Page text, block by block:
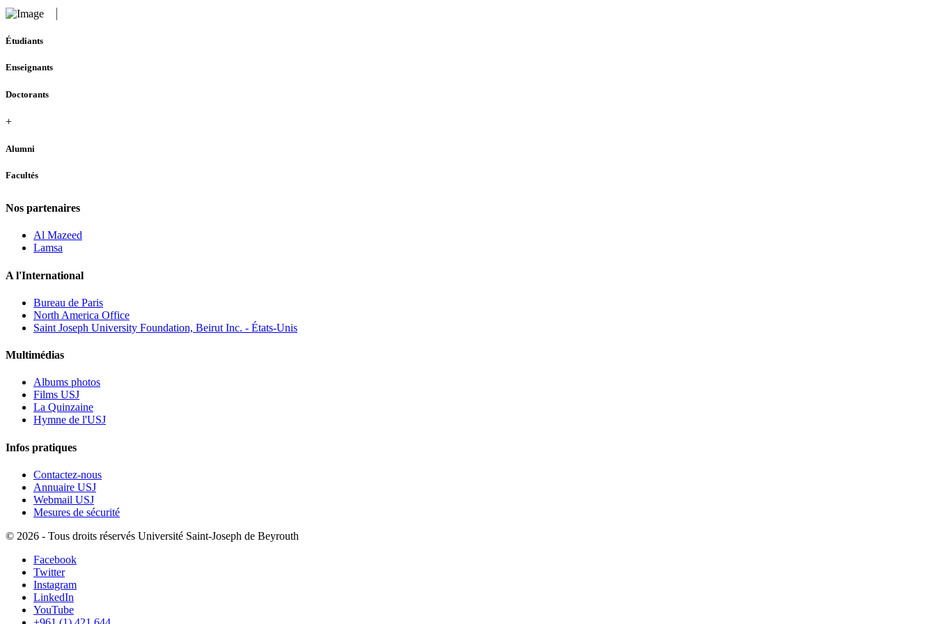
Étudiants
Enseignants
Doctorants
+
Alumni
Facultés
Nos partenaires
Al Mazeed
Lamsa
A l'International
Bureau de Paris
North America Office
Saint Joseph University Foundation, Beirut Inc. - États-Unis
Multimédias
Albums photos
Films USJ
La Quinzaine
Hymne de l'USJ
Infos pratiques
Contactez-nous
Annuaire USJ
Webmail USJ
Mesures de sécurité
© 2026 - Tous droits réservés Université Saint-Joseph de Beyrouth
Facebook
Twitter
Instagram
LinkedIn
YouTube